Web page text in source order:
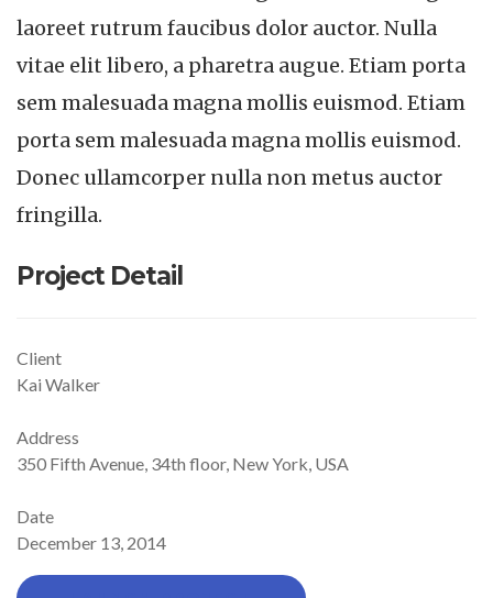
laoreet rutrum faucibus dolor auctor. Nulla
vitae elit libero, a pharetra augue. Etiam porta
sem malesuada magna mollis euismod. Etiam
porta sem malesuada magna mollis euismod.
Donec ullamcorper nulla non metus auctor
fringilla.
Project Detail
Client
Kai Walker
Address
350 Fifth Avenue, 34th floor, New York, USA
Date
December 13, 2014